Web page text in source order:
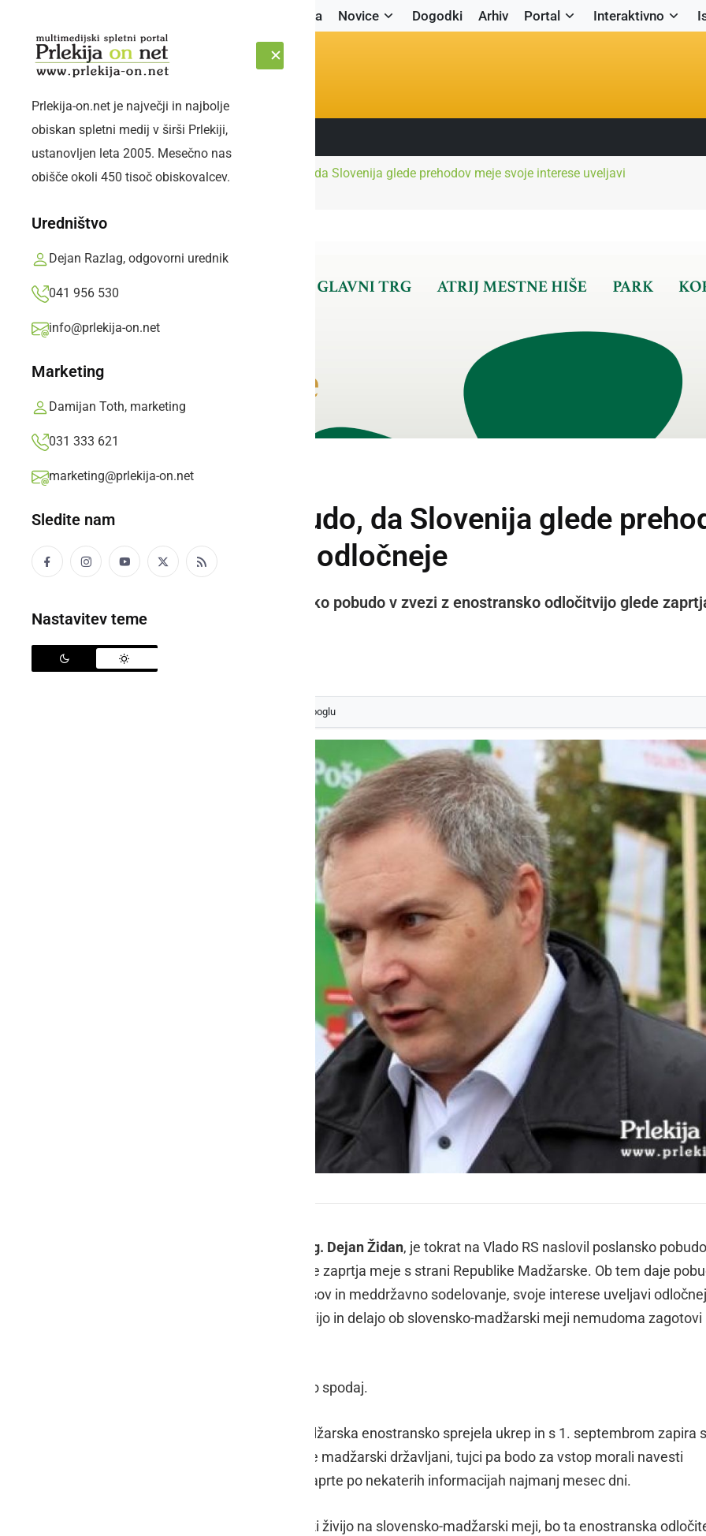
Naslovnica Novice Dogodki Arhiv Portal Interaktivno
PETEK, 7. AVGUST 2026 Sledite nam:
Prlekija-on.net je največji in najbolje
obiskan spletni medij v širši Prlekiji,
ustanovljen leta 2005. Mesečno nas
obišče okoli 450 tisoč obiskovalcev.
Uredništvo
Dejan Razlag, odgovorni urednik
041 956 530
info@prlekija-on.net
Marketing
Damijan Toth, marketing
031 333 621
marketing@prlekija-on.net
Sledite nam
Nastavitev teme
Naslovnica Politika
Židan podal pobudo, da Slovenija glede prehodov meje svoje interese uveljavi
POLITIKA
Židan podal pobudo, da Slovenija glede
interese uveljavi odločneje
Na Vlado RS je naslovil poslansko pobudo v zvezi z enostransko odločitvijo glede
Madžarske.
Prlekija-on.net,
kot svoj prednostni vir na Googlu
mag. Dejan Židan, je tokrat na Vlado RS naslovil poslansko
zvezi z enostransko odločitvijo glede zaprtja meje s strani Republike Madžarske. Ob tem daje
da Slovenija v okviru zunanjih odnosov in meddržavno sodelovanje, svoje interese uveljavi
da se v odnosu do državljanov, ki živijo in delajo ob slovensko-madžarski meji nemudoma zagotovi
Celotno besedilo pobude objavljamo spodaj.
Kot je javno znano je Republika Madžarska enostransko sprejela ukrep in s 1. septembrom zapira
meje, tako smejo v državo vstopiti le madžarski državljani, tujci pa bodo za vstop morali navesti
utemeljen razlog, meje bodo tako zaprte po nekaterih informacijah najmanj mesec dni.
Glede na odzive naših državljanov, ki živijo na slovensko-madžarski meji, bo ta enostranska